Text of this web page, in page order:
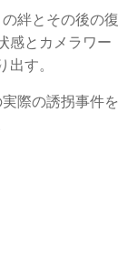
絆とその後の復
感とカメラワー
出す。
際の誘拐事件を